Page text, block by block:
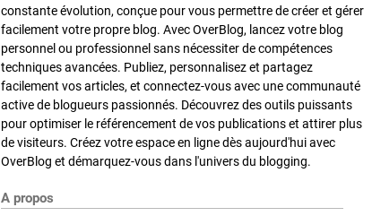
constante évolution, conçue pour vous permettre de créer et gérer
facilement votre propre blog. Avec OverBlog, lancez votre blog
personnel ou professionnel sans nécessiter de compétences
techniques avancées. Publiez, personnalisez et partagez
facilement vos articles, et connectez-vous avec une communauté
active de blogueurs passionnés. Découvrez des outils puissants
pour optimiser le référencement de vos publications et attirer plus
de visiteurs. Créez votre espace en ligne dès aujourd'hui avec
OverBlog et démarquez-vous dans l'univers du blogging.
A propos